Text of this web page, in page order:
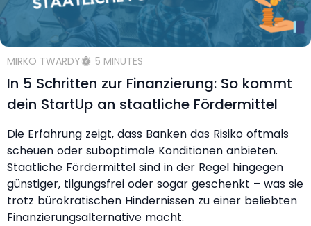
MIRKO TWARDY 5 MINUTES
In 5 Schritten zur Finanzierung: So kommt
dein StartUp an staatliche Fördermittel
Die Erfahrung zeigt, dass Banken das Risiko oftmals
scheuen oder suboptimale Konditionen anbieten.
Staatliche Fördermittel sind in der Regel hingegen
günstiger, tilgungsfrei oder sogar geschenkt – was sie
trotz bürokratischen Hindernissen zu einer beliebten
Finanzierungsalternative macht.